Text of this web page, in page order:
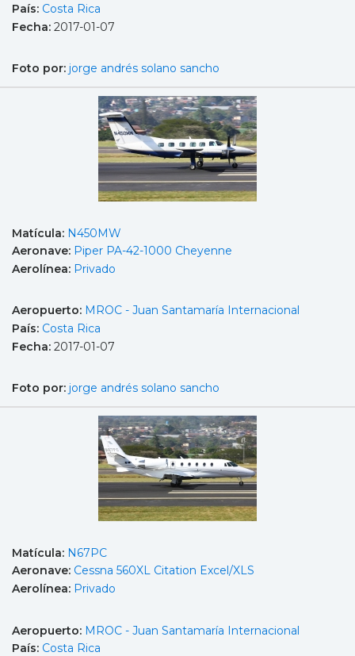
País: Costa Rica
Fecha: 2017-01-07
Foto por: jorge andrés solano sancho
Matícula: N450MW
Aeronave: Piper PA-42-1000 Cheyenne
Aerolínea: Privado
Aeropuerto: MROC - Juan Santamaría Internacional
País: Costa Rica
Fecha: 2017-01-07
Foto por: jorge andrés solano sancho
Matícula: N67PC
Aeronave: Cessna 560XL Citation Excel/XLS
Aerolínea: Privado
Aeropuerto: MROC - Juan Santamaría Internacional
País: Costa Rica